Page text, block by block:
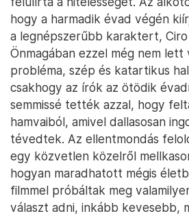
hogy a harmadik évad végén
a legnépszerűbb karaktert, Ciro
Önmagában ezzel még nem lett
probléma, szép és katartikus
csakhogy az írók az ötödik
semmissé tették azzal, hogy
hamvaiból, amivel dallasosan
tévedtek. Az ellentmondás
egy közvetlen közelről
hogyan maradhatott mégis
filmmel próbáltak meg
választ adni, inkább kevesebb,